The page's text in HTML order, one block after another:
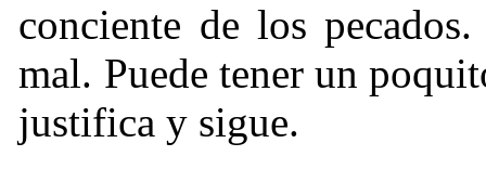
conciente de los
mal. Puede tener un
justifica y sigue.